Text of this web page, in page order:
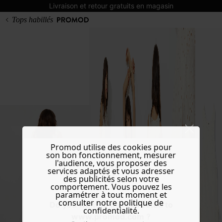
Livraison et retour gratuits en magasin
Do you want to be redirected to
www.promod.com ?
Tops habillés
Promod utilise des cookies pour
son bon fonctionnement, mesurer
l'audience, vous proposer des
services adaptés et vous adresser
des publicités selon votre
comportement. Vous pouvez les
paramétrer à tout moment et
consulter notre politique de
confidentialité.